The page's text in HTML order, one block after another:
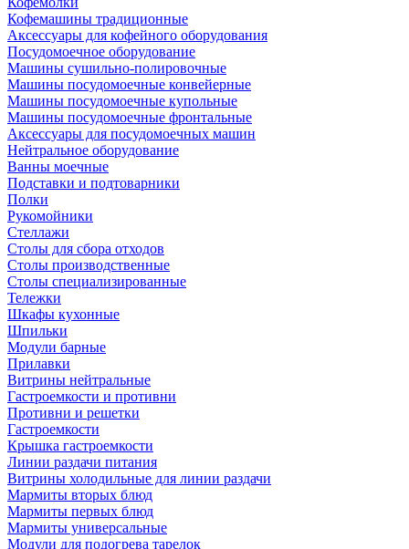
Кофемашины традиционные
Аксессуары для кофейного оборудования
Посудомоечное оборудование
Машины сушильно-полировочные
Машины посудомоечные конвейерные
Машины посудомоечные купольные
Машины посудомоечные фронтальные
Аксессуары для посудомоечных машин
Нейтральное оборудование
Ванны моечные
Подставки и подтоварники
Полки
Рукомойники
Стеллажи
Столы для сбора отходов
Столы производственные
Столы специализированные
Тележки
Шкафы кухонные
Шпильки
Модули барные
Прилавки
Витрины нейтральные
Гастроемкости и противни
Противни и решетки
Гастроемкости
Крышка гастроемкости
Линии раздачи питания
Витрины холодильные для линии раздачи
Мармиты вторых блюд
Мармиты первых блюд
Мармиты универсальные
Модули для подогрева тарелок